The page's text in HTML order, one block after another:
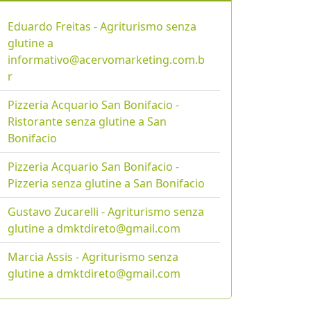
Eduardo Freitas - Agriturismo senza
glutine a
informativo@acervomarketing.com.b
r
Pizzeria Acquario San Bonifacio -
Ristorante senza glutine a San
Bonifacio
Pizzeria Acquario San Bonifacio -
Pizzeria senza glutine a San Bonifacio
Gustavo Zucarelli - Agriturismo senza
glutine a dmktdireto@gmail.com
Marcia Assis - Agriturismo senza
glutine a dmktdireto@gmail.com